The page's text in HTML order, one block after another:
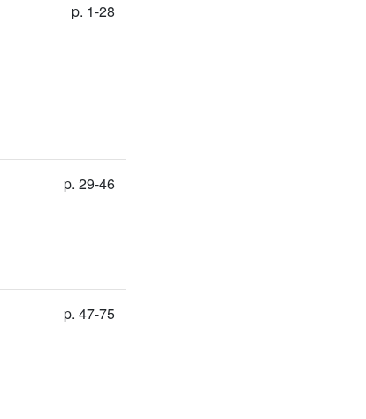
p. 1-28
p. 29-46
p. 47-75